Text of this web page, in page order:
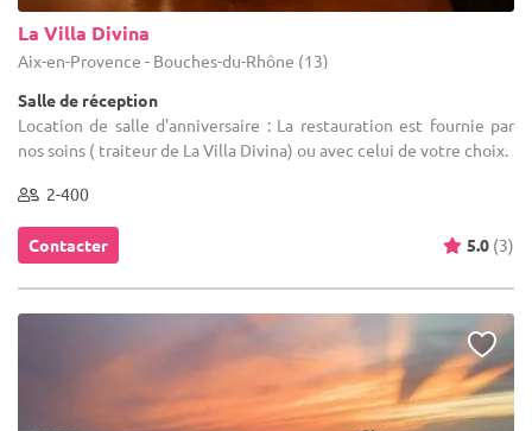
La Villa Divina
Aix-en-Provence - Bouches-du-Rhône (13)
Salle de réception
Location de salle d'anniversaire : La restauration est fournie par
nos soins ( traiteur de La Villa Divina) ou avec celui de votre choix.
2-400
Contacter 5.0 (3)